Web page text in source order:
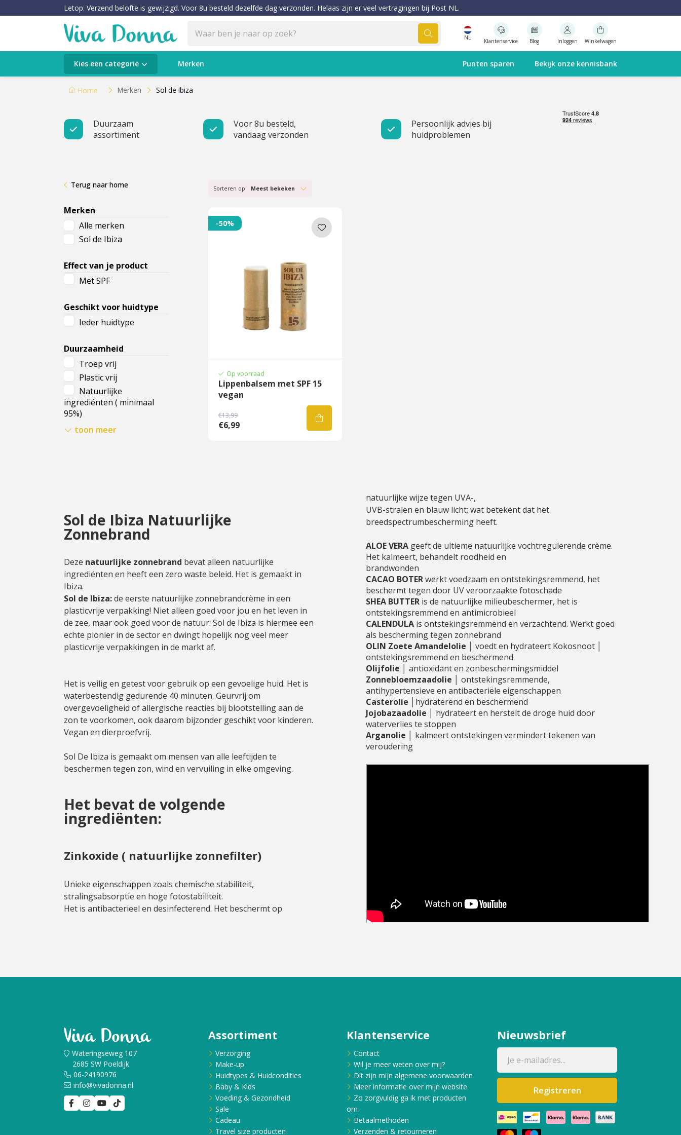
Letop: Verzend belofte is gewijzigd. Voor 8u besteld dezelfde dag verzonden. Helaas zijn er veel vertragingen bij Post NL.
NL Klantenservice Blog Inloggen Winkelwagen
Kies een categorie Merken Punten sparen Bekijk onze kennisbank
Categorieën
Verzorging
Huidtypes & Huidcondities
Voeding & Gezondheid
Cadeau
Travel size producten
Schrijf je nu in voor Beauty News
Home Merken Sol de Ibiza
Duurzaam
assortiment
Voor 8u besteld,
vandaag verzonden
Persoonlijk advies bij
huidproblemen
Terug naar home
Merken
Alle merken
Sol de Ibiza
Effect van je product
Met SPF
Geschikt voor huidtype
Ieder huidtype
Duurzaamheid
Troep vrij
Plastic vrij
Natuurlijke
ingrediënten ( minimaal
95%)
Vegan
toon meer
Sorteren op: Meest bekeken
-50%
Op voorraad
Lippenbalsem met SPF 15
vegan
€13,99
€6,99
Sol de Ibiza Natuurlijke
Zonnebrand
Deze natuurlijke zonnebrand bevat alleen natuurlijke
ingrediënten en heeft een zero waste beleid. Het is gemaakt in
Ibiza.
Sol de Ibiza:de eerste natuurlijke zonnebrandcrème in een
plasticvrije verpakking! Niet alleen goed voor jou en het leven in
de zee, maar ook goed voor de natuur. Sol de Ibiza is hiermee een
echte pionier in de sector en dwingt hopelijk nog veel meer
plasticvrije verpakkingen in de markt af.
Het is veilig en getest voor gebruik op een gevoelige huid. Het is
waterbestendig gedurende 40 minuten. Geurvrij om
overgevoeligheid of allergische reacties bij blootstelling aan de
zon te voorkomen, ook daarom bijzonder geschikt voor kinderen.
Vegan en dierproefvrij.
Sol De Ibiza is gemaakt om mensen van alle leeftijden te
beschermen tegen zon, wind en vervuiling in elke omgeving.
Het bevat de volgende
ingrediënten:
Zinkoxide ( natuurlijke zonnefilter)
Unieke eigenschappen zoals chemische stabiliteit,
stralingsabsorptie en hoge fotostabiliteit.
Het is antibacterieel en desinfecterend. Het beschermt op
natuurlijke wijze tegen UVA-,
UVB-stralen en blauw licht; wat betekent dat het
breedspectrumbescherming heeft.
ALOE VERA geeft de ultieme natuurlijke vochtregulerende crème.
Het kalmeert, behandelt roodheid en
brandwonden
CACAO BOTERwerkt voedzaam en ontstekingsremmend, het
beschermt tegen door UV veroorzaakte fotoschade
SHEA BUTTER is de natuurlijke milieubeschermer, het is
ontstekingsremmend en antimicrobieel
CALENDULA is ontstekingsremmend en verzachtend. Werkt goed
als bescherming tegen zonnebrand
OLIN Zoete Amandelolie │ voedt en hydrateert Kokosnoot │
ontstekingsremmend en beschermend
Olijfolie │ antioxidant en zonbeschermingsmiddel
Zonnebloemzaadolie │ ontstekingsremmende,
antihypertensieve en antibacteriële eigenschappen
Casterolie │hydraterend en beschermend
Jojobazaadolie │ hydrateert en herstelt de droge huid door
waterverlies te stoppen
Arganolie │ kalmeert ontstekingen vermindert tekenen van
veroudering
Wateringseweg 107
2685 SW Poeldijk
06-24190976
info@vivadonna.nl
Assortiment
Verzorging
Make-up
Huidtypes & Huidcondities
Baby & Kids
Voeding & Gezondheid
Sale
Cadeau
Travel size producten
Klantenservice
Contact
Wil je meer weten over mij?
Dit zijn mijn algemene voorwaarden
Meer informatie over mijn website
Zo zorgvuldig ga ik met producten
om
Betaalmethoden
Verzenden & retourneren
Nieuwsbrief
Registreren